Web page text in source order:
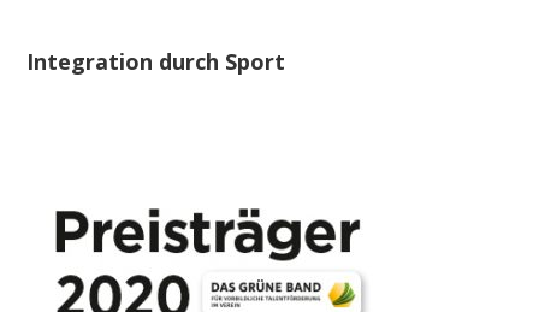
Integration durch Sport